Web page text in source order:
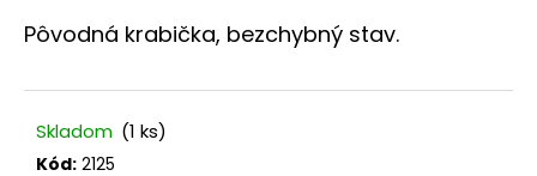
Pôvodná krabička, bezchybný stav.
Skladom (1 ks)
Kód: 2125
O
p
ú